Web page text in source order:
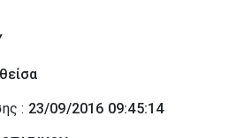
: 23/09/2016 09:45:14